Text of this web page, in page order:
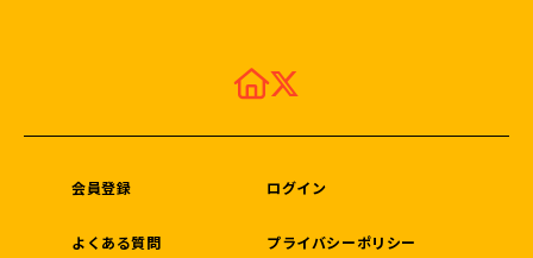
会員登録 ログイン
よくある質問 プライバシーポリシー